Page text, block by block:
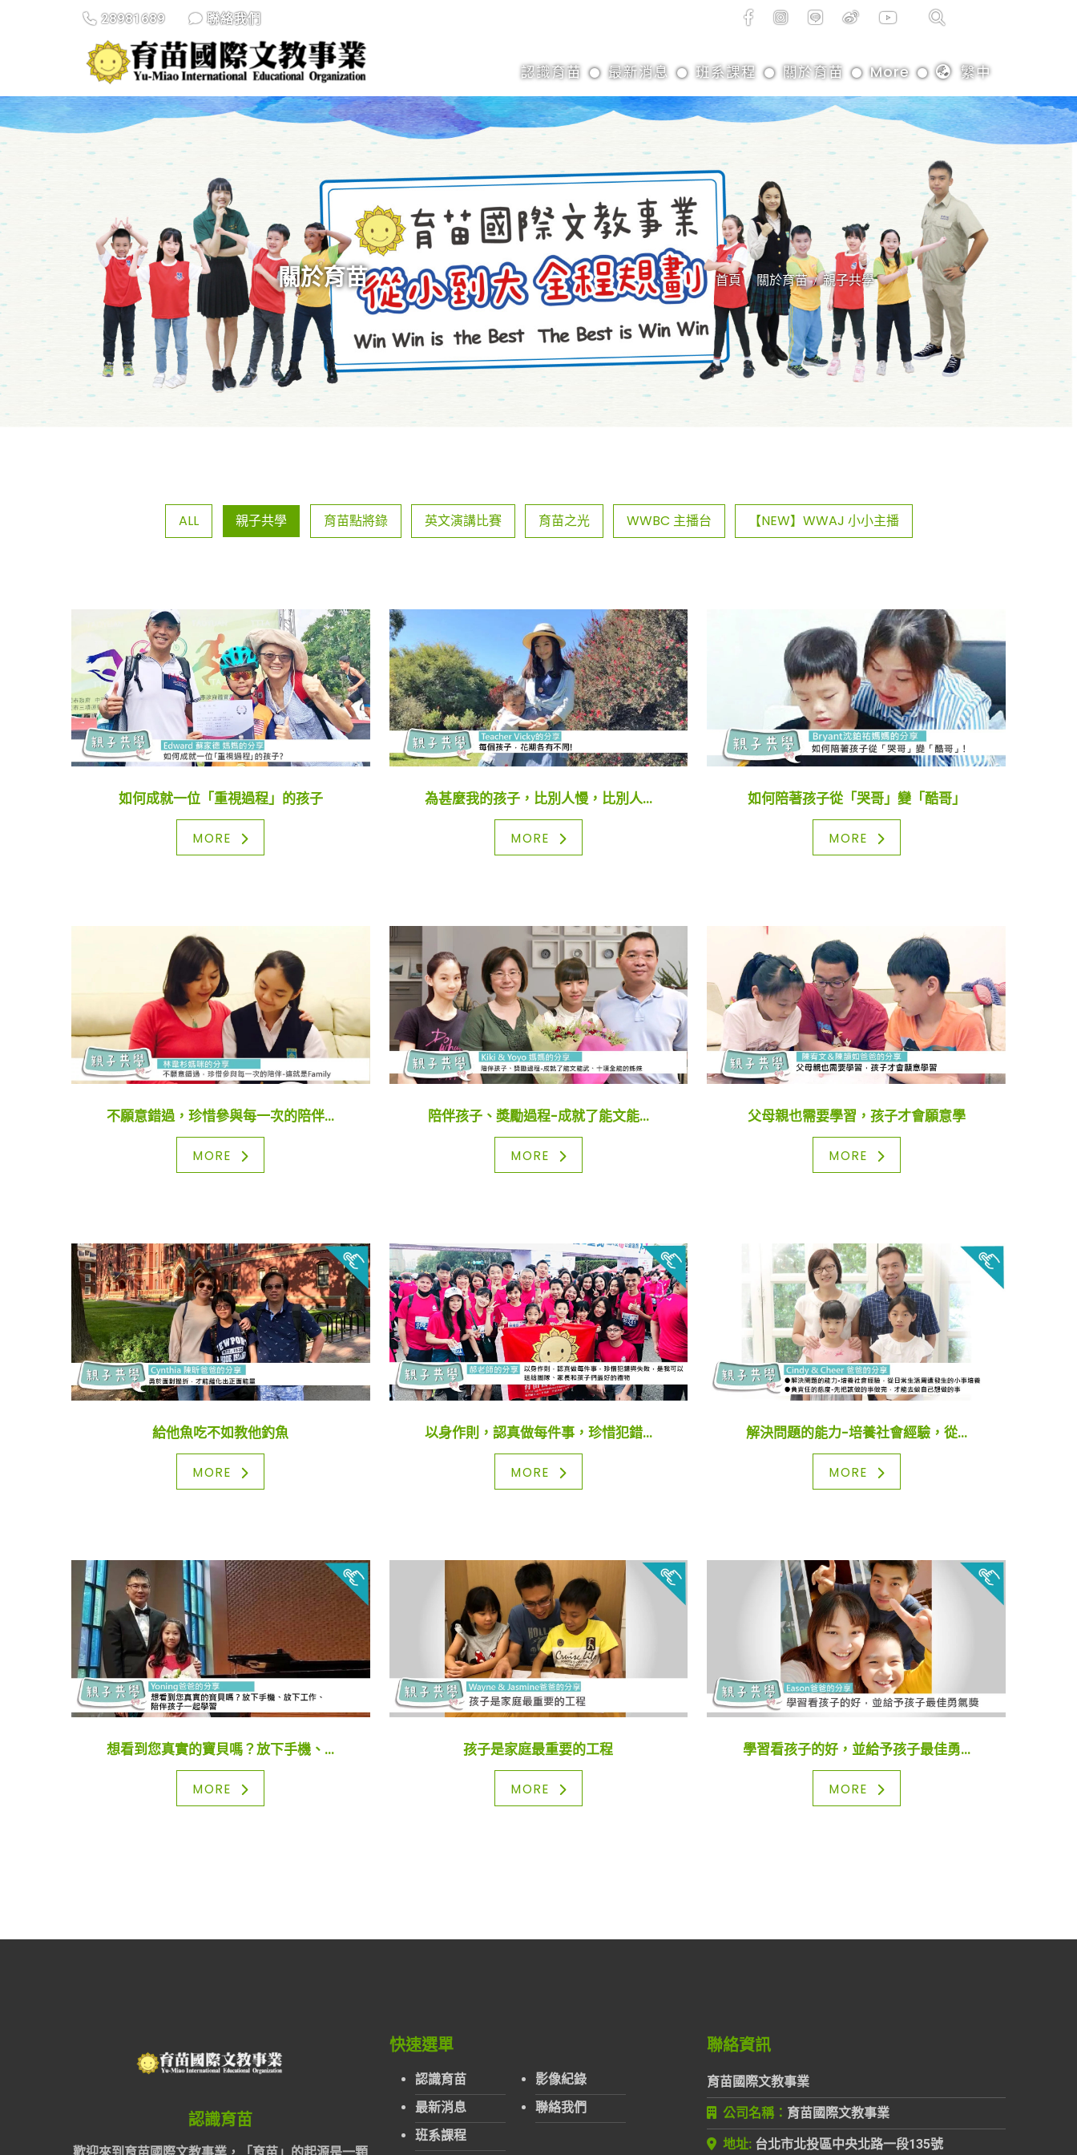
28981689 聯絡我們
認識育苗 最新消息 班系課程 關於育苗 More 䌓中
關於育苗 首頁 / 關於育苗 / 親子共學
ALL 親子共學 育苗點將錄 英文演講比賽 育苗之光 WWBC 主播台 【NEW】WWAJ 小小主播
如何成就一位「重視過程」的孩子
MORE
為甚麼我的孩子，比別人慢，比別人...
MORE
如何陪著孩子從「哭哥」變「酷哥」
MORE
不願意錯過，珍惜參與每一次的陪伴...
MORE
陪伴孩子、奬勵過程-成就了能文能...
MORE
父母親也需要學習，孩子才會願意學
MORE
給他魚吃不如教他釣魚
MORE
以身作則，認真做每件事，珍惜犯錯...
MORE
解決問題的能力-培養社會經驗，從...
MORE
想看到您真實的寶貝嗎？放下手機、...
MORE
孩子是家庭最重要的工程
MORE
學習看孩子的好，並給予孩子最佳勇...
MORE
認識育苗
快速選單
認識育苗
最新消息
班系課程
影像紀錄
聯絡我們
聯絡資訊
育苗國際文教事業
公司名稱： 育苗國際文教事業
地址: 台北市北投區中央北路一段135號